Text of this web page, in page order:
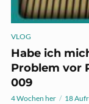
VLOG
Habe ich
Problem vor
009
4 Wochen her 18